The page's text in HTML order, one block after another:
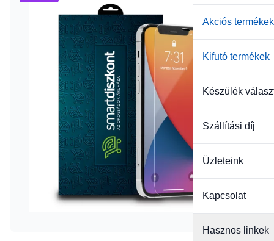
Akciós termékek
Kifutó termékek
Készülék
Szállítási díj
Üzleteink
Kapcsolat
Hasznos linkek